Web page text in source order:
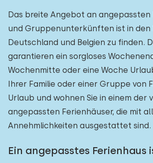
Das breite Angebot an angepassten
und Gruppenunterkünften ist in den
Deutschland und Belgien zu finden.
garantieren ein sorgloses
Wochenmitte oder eine Woche
Ihrer Familie oder einer Gruppe von
Urlaub und wohnen Sie in einem der
angepassten Ferienhäuser, die mit
Annehmlichkeiten ausgestattet sind.
Ein angepasstes Ferienhaus